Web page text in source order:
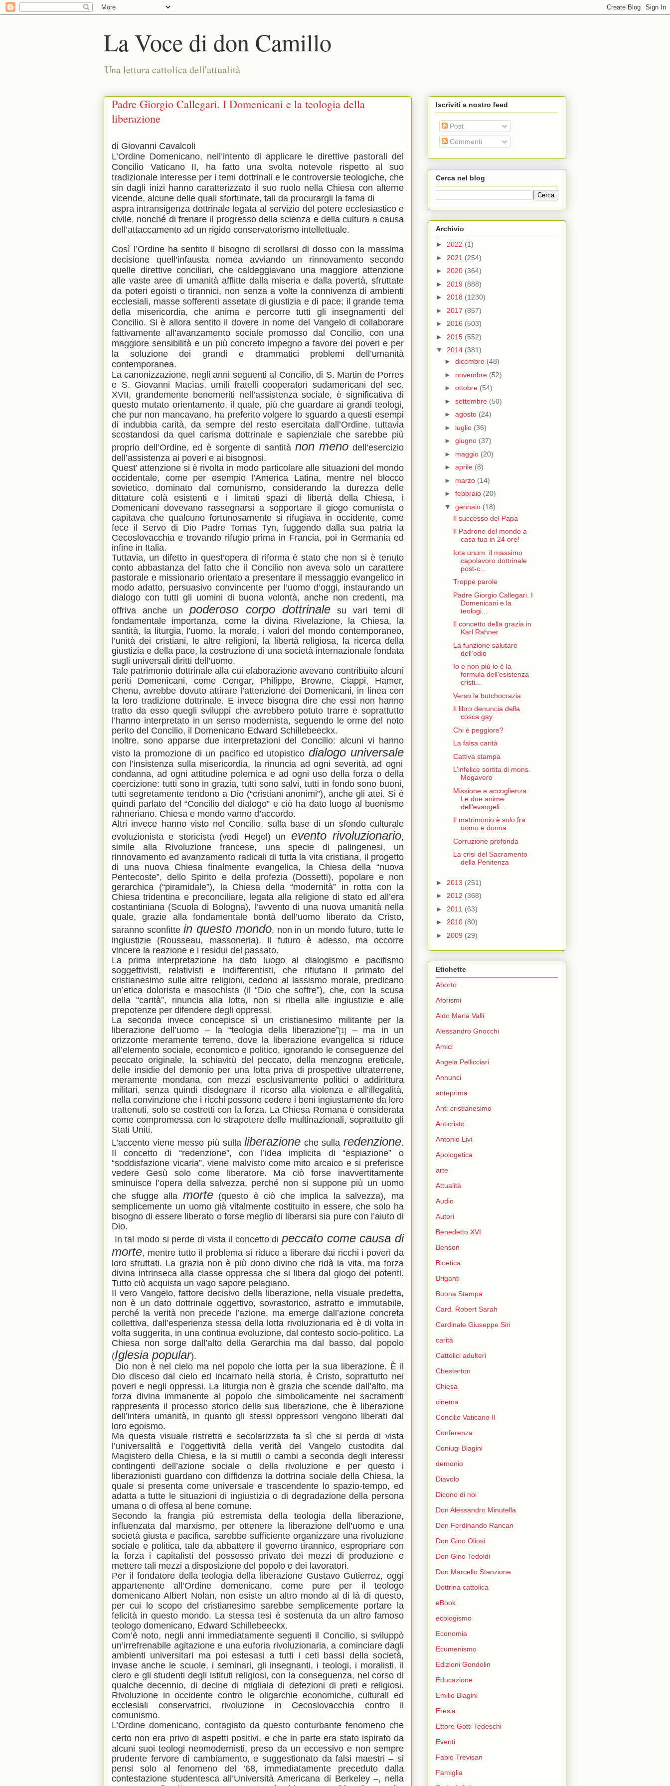
La Voce di don Camillo
Una lettura cattolica dell'attualità
Padre Giorgio Callegari. I Domenicani e la teologia della
liberazione
di Giovanni Cavalcoli
L’Ordine Domenicano, nell’intento di applicare le direttive pastorali del
Concilio Vaticano II, ha fatto una svolta notevole rispetto al suo
tradizionale interesse per i temi dottrinali e le controversie teologiche, che
sin dagli inizi hanno caratterizzato il suo ruolo nella Chiesa con alterne
vicende, alcune delle quali sfortunate, tali da procurargli la fama di
aspra intransigenza dottrinale legata al servizio del potere ecclesiastico e
civile, nonché di frenare il progresso della scienza e della cultura a causa
dell’attaccamento ad un rigido conservatorismo intellettuale.
Così l’Ordine ha sentito il bisogno di scrollarsi di dosso con la massima
decisione quell’infausta nomea avviando un rinnovamento secondo
quelle direttive conciliari, che caldeggiavano una maggiore attenzione
alle vaste aree di umanità afflitte dalla miseria e dalla povertà, sfruttate
da poteri egoisti o tirannici, non senza a volte la connivenza di ambienti
ecclesiali, masse sofferenti assetate di giustizia e di pace; il grande tema
della misericordia, che anima e percorre tutti gli insegnamenti del
Concilio. Si è allora sentito il dovere in nome del Vangelo di collaborare
fattivamente all’avanzamento sociale promosso dal Concilio, con una
maggiore sensibilità e un più concreto impegno a favore dei poveri e per
la soluzione dei grandi e drammatici problemi dell’umanità
contemporanea.
La canonizzazione, negli anni seguenti al Concilio, di S. Martin de Porres
e S. Giovanni Macìas, umili fratelli cooperatori sudamericani del sec.
XVII, grandemente benemeriti nell’assistenza sociale, è significativa di
questo mutato orientamento, il quale, più che guardare ai grandi teologi,
che pur non mancavano, ha preferito volgere lo sguardo a questi esempi
di indubbia carità, da sempre del resto esercitata dall’Ordine, tuttavia
scostandosi da quel carisma dottrinale e sapienziale che sarebbe più
proprio dell’Ordine, ed è sorgente di santità non meno dell’esercizio
dell’assistenza ai poveri e ai bisognosi.
Quest’ attenzione si è rivolta in modo particolare alle situazioni del mondo
occidentale, come per esempio l’America Latina, mentre nel blocco
sovietico, dominato dal comunismo, considerando la durezza delle
dittature colà esistenti e i limitati spazi di libertà della Chiesa, i
Domenicani dovevano rassegnarsi a sopportare il giogo comunista o
capitava che qualcuno fortunosamente si rifugiava in occidente, come
fece il Servo di Dio Padre Tomas Tyn, fuggendo dalla sua patria la
Cecoslovacchia e trovando rifugio prima in Francia, poi in Germania ed
infine in Italia.
Tuttavia, un difetto in quest’opera di riforma è stato che non si è tenuto
conto abbastanza del fatto che il Concilio non aveva solo un carattere
pastorale e missionario orientato a presentare il messaggio evangelico in
modo adatto, persuasivo convincente per l’uomo d’oggi, instaurando un
dialogo con tutti gli uomini di buona volontà, anche non credenti, ma
offriva anche un poderoso corpo dottrinale su vari temi di
fondamentale importanza, come la divina Rivelazione, la Chiesa, la
santità, la liturgia, l’uomo, la morale, i valori del mondo contemporaneo,
l’unità dei cristiani, le altre religioni, la libertà religiosa, la ricerca della
giustizia e della pace, la costruzione di una società internazionale fondata
sugli universali diritti dell’uomo.
Tale patrimonio dottrinale alla cui elaborazione avevano contribuito alcuni
periti Domenicani, come Congar, Philippe, Browne, Ciappi, Hamer,
Chenu, avrebbe dovuto attirare l’attenzione dei Domenicani, in linea con
la loro tradizione dottrinale. E invece bisogna dire che essi non hanno
tratto da esso quegli sviluppi che avrebbero potuto trarre e soprattutto
l’hanno interpretato in un senso modernista, seguendo le orme del noto
perito del Concilio, il Domenicano Edward Schillebeeckx.
Inoltre, sono apparse due interpretazioni del Concilio: alcuni vi hanno
visto la promozione di un pacifico ed utopistico dialogo universale
con l’insistenza sulla misericordia, la rinuncia ad ogni severità, ad ogni
condanna, ad ogni attitudine polemica e ad ogni uso della forza o della
coercizione: tutti sono in grazia, tutti sono salvi, tutti in fondo sono buoni,
tutti segretamente tendono a Dio (“cristiani anonimi”), anche gli atei. Si è
quindi parlato del “Concilio del dialogo” e ciò ha dato luogo al buonismo
rahneriano. Chiesa e mondo vanno d’accordo.
Altri invece hanno visto nel Concilio, sulla base di un sfondo culturale
evoluzionista e storicista (vedi Hegel) un evento rivoluzionario,
simile alla Rivoluzione francese, una specie di palingenesi, un
rinnovamento ed avanzamento radicali di tutta la vita cristiana, il progetto
di una nuova Chiesa finalmente evangelica, la Chiesa della “nuova
Pentecoste”, dello Spirito e della profezia (Dossetti), popolare e non
gerarchica (“piramidale”), la Chiesa della “modernità” in rotta con la
Chiesa tridentina e preconciliare, legata alla religione di stato ed all’era
costantiniana (Scuola di Bologna), l’avvento di una nuova umanità nella
quale, grazie alla fondamentale bontà dell’uomo liberato da Cristo,
saranno sconfitte in questo mondo, non in un mondo futuro, tutte le
ingiustizie (Rousseau, massoneria). Il futuro è adesso, ma occorre
vincere la reazione e i residui del passato.
La prima interpretazione ha dato luogo al dialogismo e pacifismo
soggettivisti, relativisti e indifferentisti, che rifiutano il primato del
cristianesimo sulle altre religioni, cedono al lassismo morale, predicano
un’etica dolorista e masochista (il “Dio che soffre”), che, con la scusa
della “carità”, rinuncia alla lotta, non si ribella alle ingiustizie e alle
prepotenze per difendere degli oppressi.
La seconda invece concepisce sì un cristianesimo militante per la
liberazione dell’uomo – la “teologia della liberazione”[1]
– ma in un
orizzonte meramente terreno, dove la liberazione evangelica si riduce
all’elemento sociale, economico e politico, ignorando le conseguenze del
peccato originale, la schiavitù del peccato, della menzogna ereticale,
delle insidie del demonio per una lotta priva di prospettive ultraterrene,
meramente mondana, con mezzi esclusivamente politici o addirittura
militari, senza quindi disdegnare il ricorso alla violenza e all’illegalità,
nella convinzione che i ricchi possono cedere i beni ingiustamente da loro
trattenuti, solo se costretti con la forza. La Chiesa Romana è considerata
come compromessa con lo strapotere delle multinazionali, soprattutto gli
Stati Uniti.
L’accento viene messo più sullaliberazione che sulla redenzione.
Il concetto di “redenzione”, con l’idea implicita di “espiazione” o
“soddisfazione vicaria”, viene malvisto come mito arcaico e si preferisce
vedere Gesù solo come liberatore. Ma ciò forse inavvertitamente
sminuisce l’opera della salvezza, perché non si suppone più un uomo
che sfugge alla morte(questo è ciò che implica la salvezza), ma
semplicemente un uomo già vitalmente costituito in essere, che solo ha
bisogno di essere liberato o forse meglio di liberarsi sia pure con l’aiuto di
Dio.
In tal modo si perde di vista il concetto dipeccato come causa di
morte, mentre tutto il problema si riduce a liberare dai ricchi i poveri da
loro sfruttati. La grazia non è più dono divino che ridà la vita, ma forza
divina intrinseca alla classe oppressa che si libera dal giogo dei potenti.
Tutto ciò acquista un vago sapore pelagiano.
Il vero Vangelo, fattore decisivo della liberazione, nella visuale predetta,
non è un dato dottrinale oggettivo, sovrastorico, astratto e immutabile,
perché la verità non precede l’azione, ma emerge dall’azione concreta
collettiva, dall’esperienza stessa della lotta rivoluzionaria ed è di volta in
volta suggerita, in una continua evoluzione, dal contesto socio-politico. La
Chiesa non sorge dall’alto della Gerarchia ma dal basso, dal popolo
(Iglesia popular).
Dio non è nel cielo ma nel popolo che lotta per la sua liberazione. È il
Dio disceso dal cielo ed incarnato nella storia, è Cristo, soprattutto nei
poveri e negli oppressi. La liturgia non è grazia che scende dall’alto, ma
forza divina immanente al popolo che simbolicamente nei sacramenti
rappresenta il processo storico della sua liberazione, che è liberazione
dell’intera umanità, in quanto gli stessi oppressori vengono liberati dal
loro egoismo.
Ma questa visuale ristretta e secolarizzata fa sì che si perda di vista
l’universalità e l’oggettività della verità del Vangelo custodita dal
Magistero della Chiesa, e la si mutili o cambi a seconda degli interessi
contingenti dell’azione sociale o della rivoluzione e per questo i
liberazionisti guardano con diffidenza la dottrina sociale della Chiesa, la
quale si presenta come universale e trascendente lo spazio-tempo, ed
adatta a tutte le situazioni di ingiustizia o di degradazione della persona
umana o di offesa al bene comune.
Secondo la frangia più estremista della teologia della liberazione,
influenzata dal marxismo, per ottenere la liberazione dell’uomo e una
società giusta e pacifica, sarebbe sufficiente organizzare una rivoluzione
sociale e politica, tale da abbattere il governo tirannico, espropriare con
la forza i capitalisti del possesso privato dei mezzi di produzione e
mettere tali mezzi a disposizione del popolo e dei lavoratori.
Per il fondatore della teologia della liberazione Gustavo Gutierrez, oggi
appartenente all’Ordine domenicano, come pure per il teologo
domenicano Albert Nolan, non esiste un altro mondo al di là di questo,
per cui lo scopo del cristianesimo sarebbe semplicemente portare la
felicità in questo mondo. La stessa tesi è sostenuta da un altro famoso
teologo domenicano, Edward Schillebeeckx.
Com’è noto, negli anni immediatamente seguenti il Concilio, si sviluppò
un’irrefrenabile agitazione e una euforia rivoluzionaria, a cominciare dagli
ambienti universitari ma poi estesasi a tutti i ceti bassi della società,
invase anche le scuole, i seminari, gli insegnanti, i teologi, i moralisti, il
clero e gli studenti degli istituti religiosi, con la conseguenza, nel corso di
qualche decennio, di decine di migliaia di defezioni di preti e religiosi.
Rivoluzione in occidente contro le oligarchie economiche, culturali ed
ecclesiali conservatrici, rivoluzione in Cecoslovacchia contro il
comunismo.
L’Ordine domenicano, contagiato da questo conturbante fenomeno che
certo non era privo di aspetti positivi, e che in parte era stato ispirato da
alcuni suoi teologi neomodernisti, preso da un eccessivo e non sempre
prudente fervore di cambiamento, e suggestionato da falsi maestri – si
pensi solo al fenomeno del ’68, immediatamente preceduto dalla
contestazione studentesca all’Università Americana di Berkeley –, nella
Iscriviti a nostro feed
Post
Commenti
Cerca nel blog
Archivio
► 2022 (1)
► 2021 (254)
► 2020 (364)
► 2019 (888)
► 2018 (1230)
► 2017 (857)
► 2016 (503)
► 2015 (552)
▼ 2014 (381)
► dicembre (48)
► novembre (52)
► ottobre (54)
► settembre (50)
► agosto (24)
► luglio (36)
► giugno (37)
► maggio (20)
► aprile (8)
► marzo (14)
► febbraio (20)
▼ gennaio (18)
Il successo del Papa
Il Padrone del mondo a
casa tua in 24 ore!
Iota unum: il massimo
capolavoro dottrinale
post-c...
Troppe parole
Padre Giorgio Callegari. I
Domenicani e la
teologi...
Il concetto della grazia in
Karl Rahner
La funzione salutare
dell’odio
Io e non più io è la
formula dell'esistenza
cristi...
Verso la butchocrazia
Il libro denuncia della
cosca gay
Chi è peggiore?
La falsa carità
Cattiva stampa
L’infelice sortita di mons.
Mogavero
Missione e accoglienza.
Le due anime
dell’evangeli...
Il matrimonio è solo fra
uomo e donna
Corruzione profonda
La crisi del Sacramento
della Penitenza
► 2013 (251)
► 2012 (368)
► 2011 (63)
► 2010 (80)
► 2009 (29)
Etichette
Aborto
Aforismi
Aldo Maria Valli
Alessandro Gnocchi
Amici
Angela Pellicciari
Annunci
anteprima
Anti-cristianesimo
Anticristo
Antonio Livi
Apologetica
arte
Attualità
Audio
Autori
Benedetto XVI
Benson
Bioetica
Briganti
Buona Stampa
Card. Robert Sarah
Cardinale Giuseppe Siri
carità
Cattolici adulteri
Chesterton
Chiesa
cinema
Concilio Vaticano II
Conferenza
Coniugi Biagini
demonio
Diavolo
Dicono di noi
Don Alessandro Minutella
Don Ferdinando Rancan
Don Gino Oliosi
Don Gino Tedoldi
Don Marcello Stanzione
Dottrina cattolica
eBook
ecologismo
Economia
Ecumenismo
Edizioni Gondolin
Educazione
Emilio Biagini
Eresia
Ettore Gotti Tedeschi
Eventi
Fabio Trevisan
Famiglia